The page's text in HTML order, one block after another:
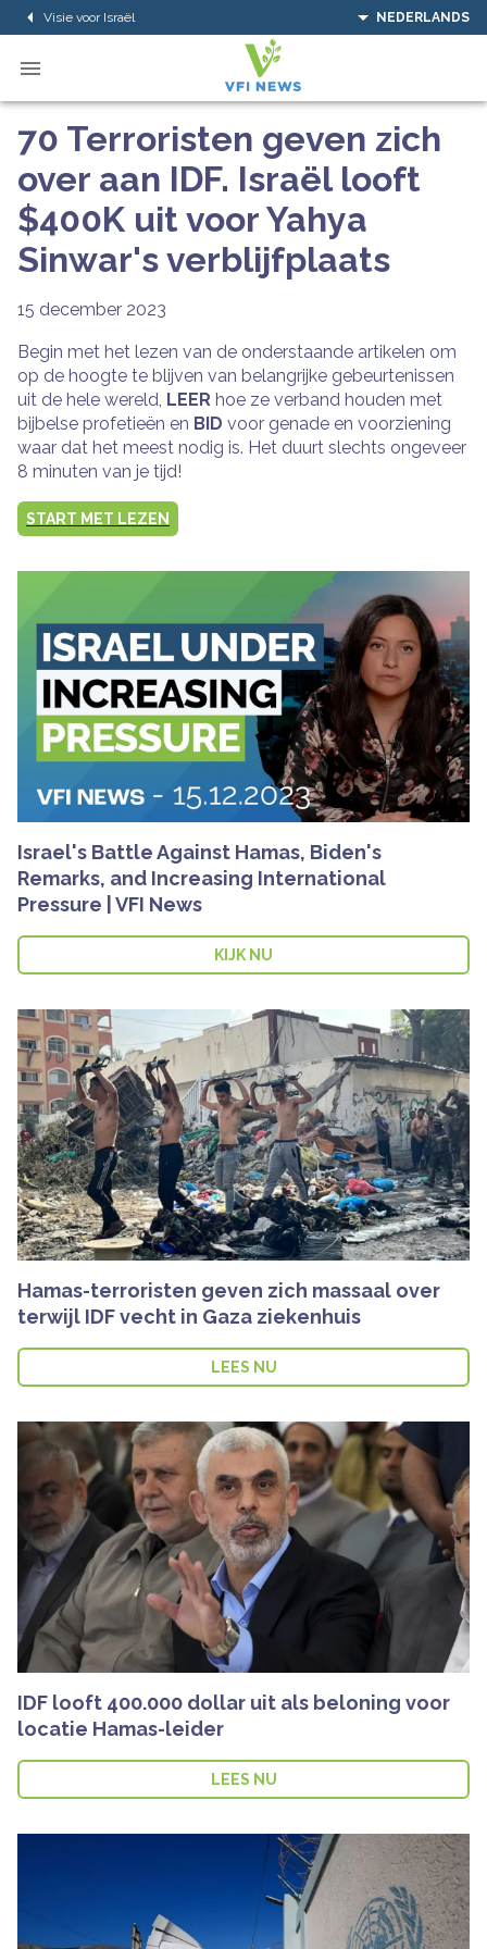
Visie voor Israël NEDERLANDS
70 Terroristen geven zich
over aan IDF. Israël looft
$400K uit voor Yahya
Sinwar's verblijfplaats
15 december 2023
Begin met het lezen van de onderstaande artikelen om
op de hoogte te blijven van belangrijke gebeurtenissen
uit de hele wereld, LEER hoe ze verband houden met
bijbelse profetieën en BID voor genade en voorziening
waar dat het meest nodig is. Het duurt slechts ongeveer
8 minuten van je tijd!
START MET LEZEN
Israel's Battle Against Hamas, Biden's
Remarks, and Increasing International
Pressure | VFI News
KIJK NU
Hamas-terroristen geven zich massaal over
terwijl IDF vecht in Gaza ziekenhuis
LEES NU
IDF looft 400.000 dollar uit als beloning voor
locatie Hamas-leider
LEES NU